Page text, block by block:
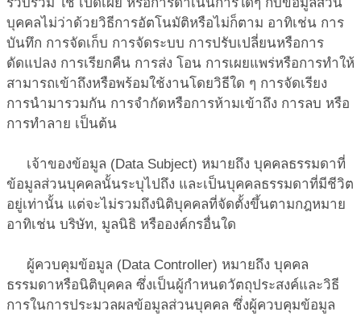
บุคคลไม่ว่าด้วยวิธีการอัตโนมัติหรือไม่ก็ตาม อาทิเช่น การ
บันทึก การจัดเก็บ การจัดระบบ การปรับเปลี่ยนหรือการ
ดัดแปลง การเรียกคืน การส่ง โอน การเผยแพร่หรือการทำให้
สามารถเข้าถึงหรือพร้อมใช้งานโดยวิธีใด ๆ การจัดเรียง
การนำมารวมกัน การจำกัดหรือการห้ามเข้าถึง การลบ หรือ
การทำลาย เป็นต้น
เจ้าของข้อมูล (Data Subject) หมายถึง บุคคลธรรมดาที่
ข้อมูลส่วนบุคคลนั้นระบุไปถึง และเป็นบุคคลธรรมดาที่มีชีวิต
อยู่เท่านั้น แต่จะไม่รวมถึงนิติบุคคลที่จัดตั้งขึ้นตามกฎหมาย
อาทิเช่น บริษัท, มูลนิธิ หรือองค์กรอื่นใด
ผู้ควบคุมข้อมูล (Data Controller) หมายถึง บุคคล
ธรรมดาหรือนิติบุคคล ซึ่งเป็นผู้กำหนดวัตถุประสงค์และวิธี
การในการประมวลผลข้อมูลส่วนบุคคล ซึ่งผู้ควบคุมข้อมูล